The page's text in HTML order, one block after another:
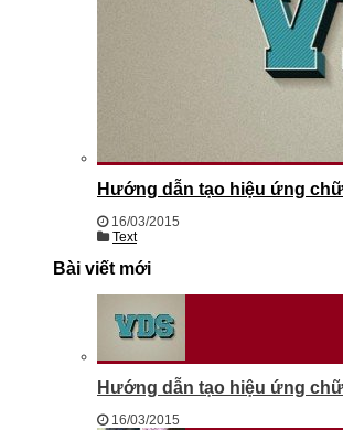
Hướng dẫn tạo hiệu ứng
16/03/2015
Text
Bài viết mới
Hướng dẫn tạo hiệu ứng
16/03/2015